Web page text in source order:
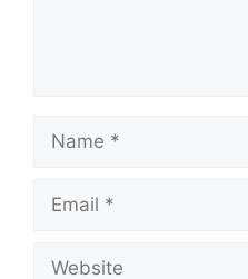
Name
Email
Website